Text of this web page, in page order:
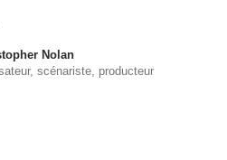
Nolan
scénariste, producteur